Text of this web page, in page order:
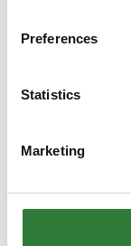
Preferences
Statistics
Marketing